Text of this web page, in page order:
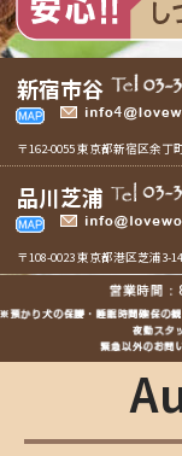
新宿市谷
〒162-0055 東京都新宿区余丁
品川芝浦
〒108-0023 東京都港区芝浦3-